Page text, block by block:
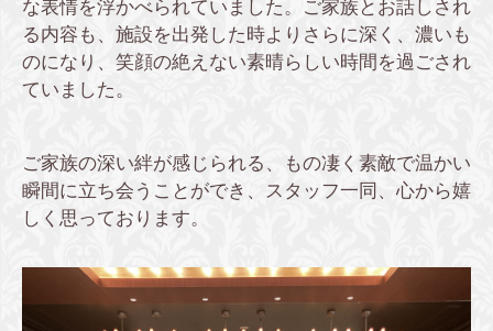
な表情を浮かべられていました。ご家族とお話しされ
る内容も、施設を出発した時よりさらに深く、濃いも
のになり、笑顔の絶えない素晴らしい時間を過ごされ
ていました。
ご家族の深い絆が感じられる、もの凄く素敵で温かい
瞬間に立ち会うことができ、スタッフ一同、心から嬉
しく思っております。